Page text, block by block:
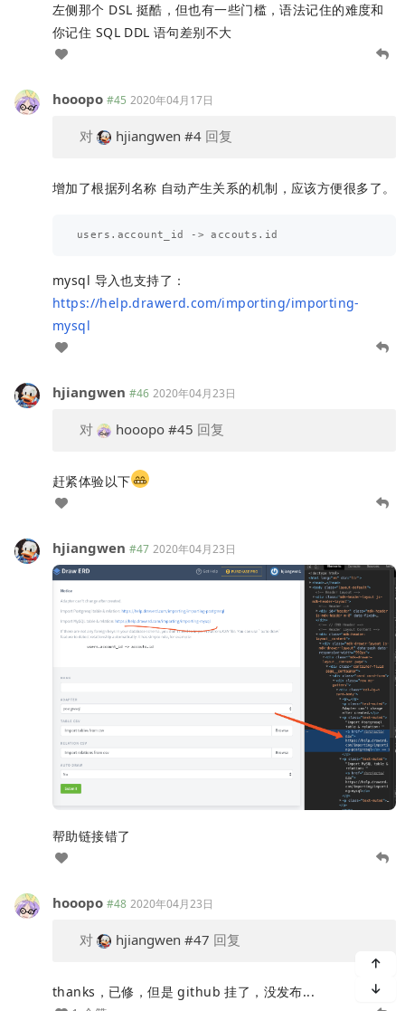
左侧那个 DSL 挺酷，但也有一些门槛，语法记住的难度和
你记住 SQL DDL 语句差别不大
hooopo #45 2020年04月17日
对 hjiangwen #4 回复
增加了根据列名称 自动产生关系的机制，应该方便很多了。
mysql 导入也支持了：
https://help.drawerd.com/importing/importing-
mysql
hjiangwen #46 2020年04月23日
对 hooopo #45 回复
赶紧体验以下
hjiangwen #47 2020年04月23日
帮助链接错了
hooopo #48 2020年04月23日
对 hjiangwen #47 回复
thanks，已修，但是 github 挂了，没发布...